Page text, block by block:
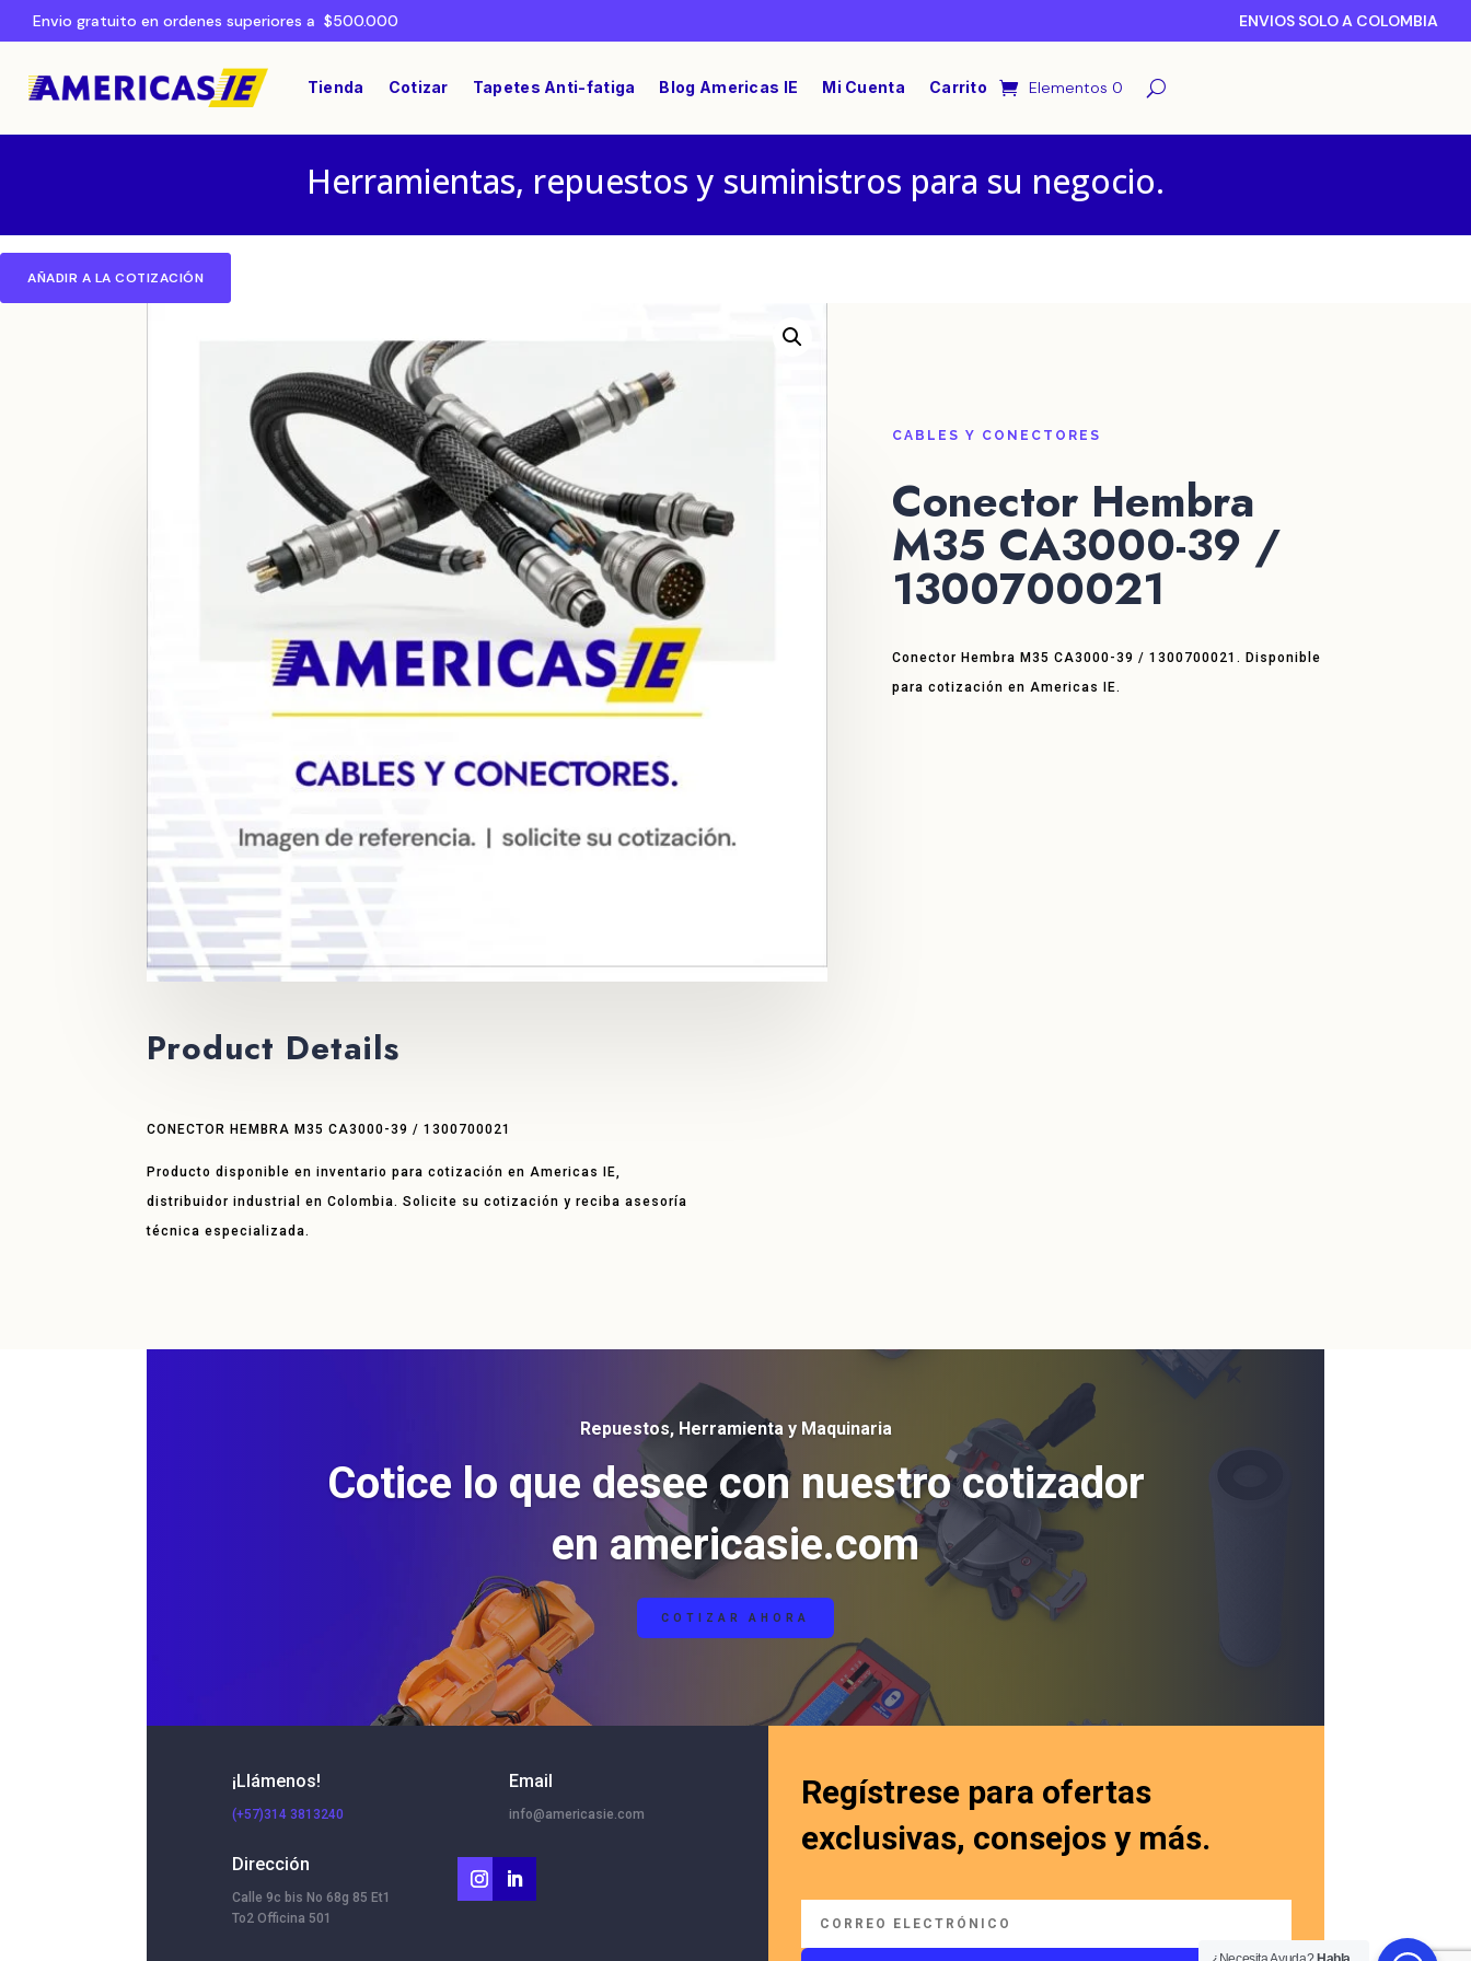
Envio gratuito en ordenes superiores a $500.000 ENVIOS SOLO A COLOMBIA
Tienda Cotizar Tapetes Anti-fatiga Blog Americas IE Mi Cuenta Carrito Elementos 0
Herramientas, repuestos y suministros para su negocio.
AÑADIR A LA COTIZACIÓN
CABLES Y CONECTORES / Conector Hembra M35 CA3000-39 / 1300700021
CABLES Y CONECTORES
Conector Hembra
M35 CA3000-39 /
1300700021
Conector Hembra M35 CA3000-39 / 1300700021. Disponible
para cotización en Americas IE.
Product Details
CONECTOR HEMBRA M35 CA3000-39 / 1300700021
Producto disponible en inventario para cotización en Americas IE,
distribuidor industrial en Colombia. Solicite su cotización y reciba asesoría
técnica especializada.
Repuestos, Herramienta y Maquinaria
Cotice lo que desee con nuestro cotizador
en americasie.com
COTIZAR AHORA
¡Llámenos!
(+57)314 3813240
Dirección
Calle 9c bis No 68g 85 Et1
To2 Officina 501
Email
info@americasie.com
Regístrese para ofertas
exclusivas, consejos y más.